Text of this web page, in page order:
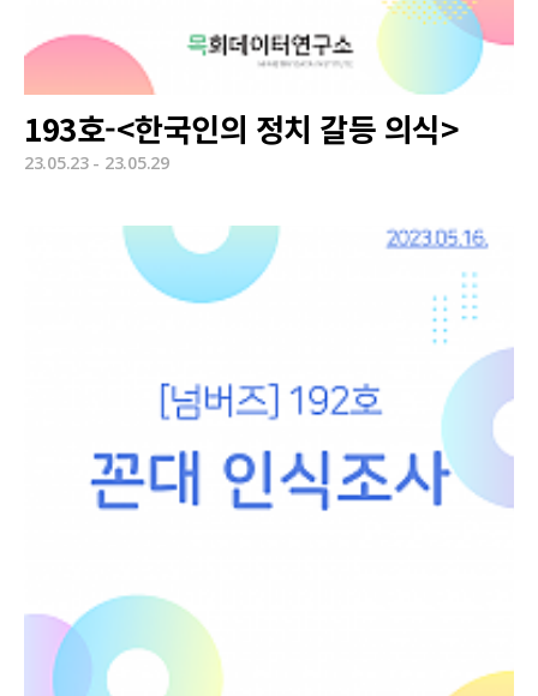
193호-<한국인의 정치 갈등 의식>
23.05.23 - 23.05.29